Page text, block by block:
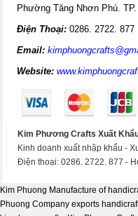
Phường Tăng Nhơn Phú.
Điện Thoại: 0286. 2722. 877
Email:
Website:
Kim Phương Crafts Xuất
Kinh doanh xuất nhập khẩu -
Điện thoại: 0286. 2722. 877 -
Kim Phuong Manufacture of
Phuong Company exports